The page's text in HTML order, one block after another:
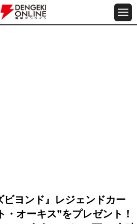
ビヨンド』レジェンドカー
・オーキス”をプレゼント！